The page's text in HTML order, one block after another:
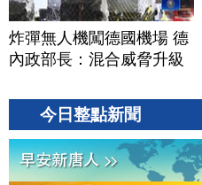
炸彈無人機闖德國機場 德
內政部長：混合威脅升級
今日整點新聞